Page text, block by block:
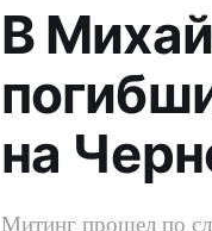
В
на
Митинг прошел по